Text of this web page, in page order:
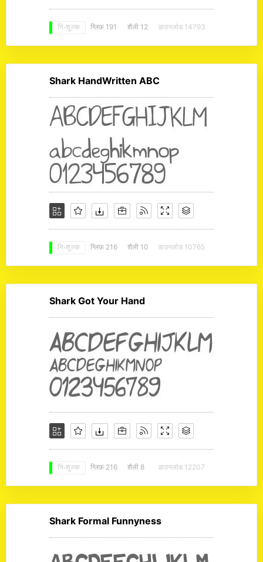
नि: शुल्क ग्लिफ़ 191 शैली 12 डाउनलोड 14793
Shark HandWritten ABC
नि: शुल्क ग्लिफ़ 216 शैली 10 डाउनलोड 10765
Shark Got Your Hand
नि: शुल्क ग्लिफ़ 216 शैली 8 डाउनलोड 12207
Shark Formal Funnyness